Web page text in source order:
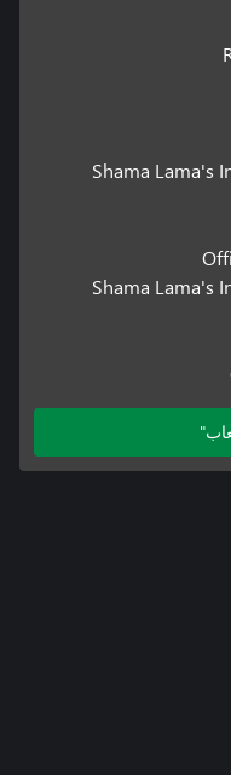
Shama Lama's
Shama Lama's